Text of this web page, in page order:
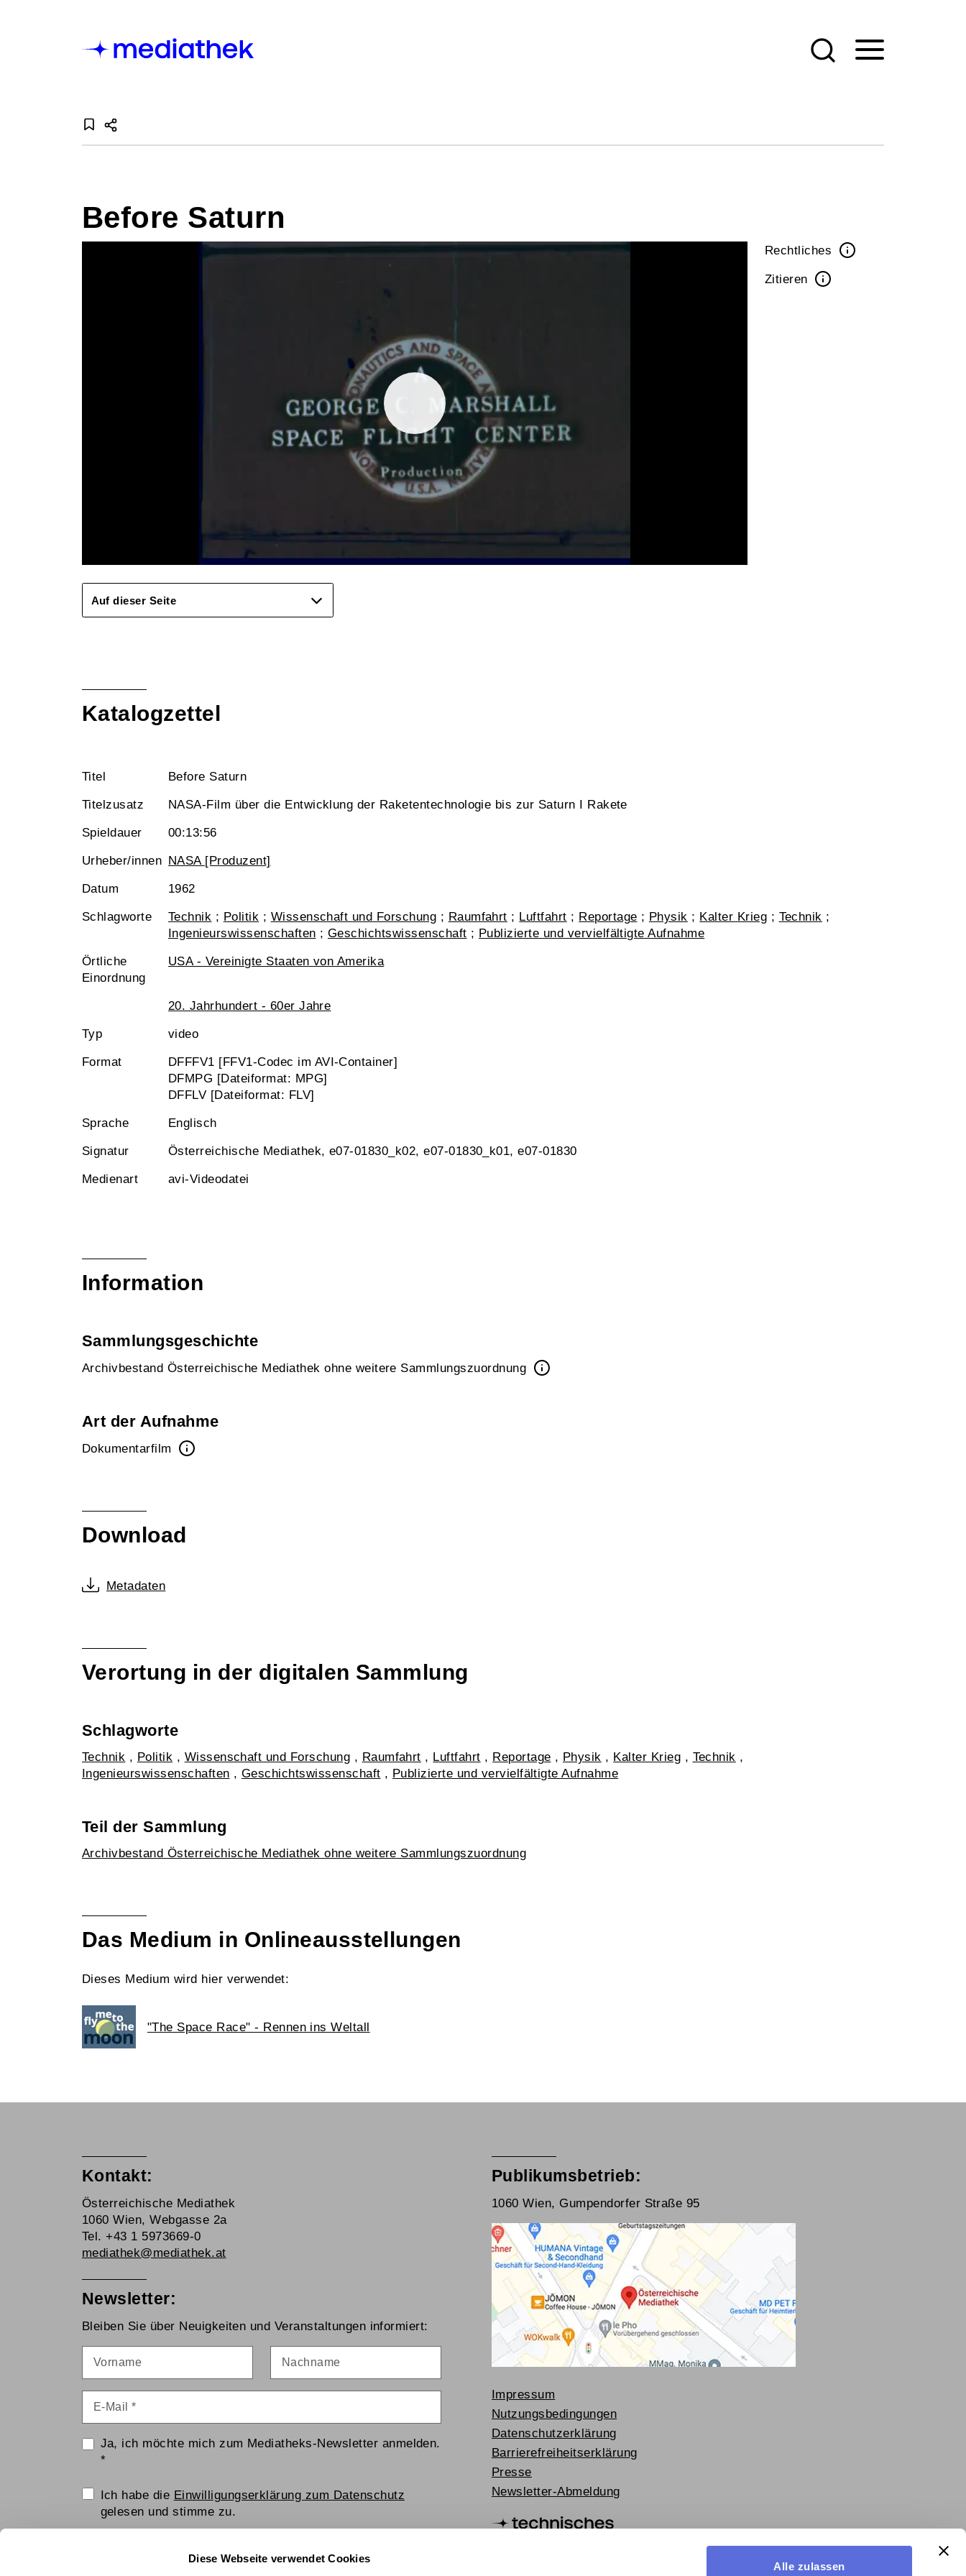
Diese Webseite verwendet Cookies
Alle zulassen
Before Saturn
Rechtliches
Zitieren
Auf dieser Seite
Katalogzettel
Titel Before Saturn
Titelzusatz NASA-Film über die Entwicklung der Raketentechnologie bis zur Saturn I Rakete
Spieldauer 00:13:56
Urheber/innen NASA [Produzent]
Datum 1962
Schlagworte Technik ; Politik ; Wissenschaft und Forschung ; Raumfahrt ; Luftfahrt ; Reportage ; Physik ; Kalter Krieg ; Technik ;
Ingenieurswissenschaften ; Geschichtswissenschaft ; Publizierte und vervielfältigte Aufnahme
Örtliche
Einordnung
USA - Vereinigte Staaten von Amerika
20. Jahrhundert - 60er Jahre
Typ video
Format
DFFFV1 [FFV1-Codec im AVI-Container]
DFMPG [Dateiformat: MPG]
DFFLV [Dateiformat: FLV]
Sprache Englisch
Signatur Österreichische Mediathek, e07-01830_k02, e07-01830_k01, e07-01830
Medienart avi-Videodatei
Information
Sammlungsgeschichte
Archivbestand Österreichische Mediathek ohne weitere Sammlungszuordnung
Art der Aufnahme
Dokumentarfilm
Download
Metadaten
Verortung in der digitalen Sammlung
Schlagworte
Technik , Politik , Wissenschaft und Forschung , Raumfahrt , Luftfahrt , Reportage , Physik , Kalter Krieg , Technik ,
Ingenieurswissenschaften , Geschichtswissenschaft , Publizierte und vervielfältigte Aufnahme
Teil der Sammlung
Archivbestand Österreichische Mediathek ohne weitere Sammlungszuordnung
Das Medium in Onlineausstellungen
Dieses Medium wird hier verwendet:
"The Space Race" - Rennen ins Weltall
Kontakt:
Österreichische Mediathek
1060 Wien, Webgasse 2a
Tel. +43 1 5973669-0
mediathek@mediathek.at
Newsletter:
Bleiben Sie über Neuigkeiten und Veranstaltungen informiert:
Ja, ich möchte mich zum Mediatheks-Newsletter anmelden.
*
Einwilligungserklärung
Ich habe die Einwilligungserklärung zum Datenschutz
gelesen und stimme zu.
Hier klicken
Publikumsbetrieb:
1060 Wien, Gumpendorfer Straße 95
Impressum
Nutzungsbedingungen
Datenschutzerklärung
Barrierefreiheitserklärung
Presse
Newsletter-Abmeldung